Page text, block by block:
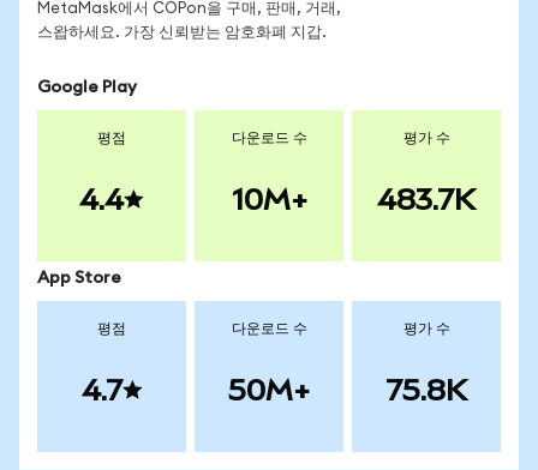
MetaMask에서 COPon을 구매, 판매, 거래,
스왑하세요. 가장 신뢰받는 암호화폐 지갑.
Google Play
평점
4.4
다운로드 수
10M+
평가 수
483.7K
App Store
평점
4.7
다운로드 수
50M+
평가 수
75.8K